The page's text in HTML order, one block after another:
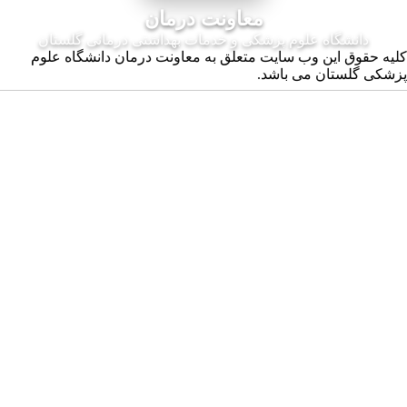
معاونت درمان
علوم پزشکی و خدمات بهداشتی درمانی گلستان
وب سایت متعلق به معاونت درمان دانشگاه علوم
می باشد.